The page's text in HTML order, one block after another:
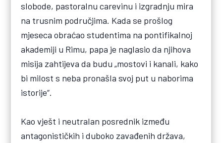
slobode, pastoralnu carevinu i izgradnju mira
na trusnim područjima. Kada se prošlog
mjeseca obraćao studentima na pontifikalnoj
akademiji u Rimu, papa je naglasio da njihova
misija zahtijeva da budu „mostovi i kanali, kako
bi milost s neba pronašla svoj put u naborima
istorije“.
Kao vješt i neutralan posrednik između
antagonističkih i duboko zavađenih država,